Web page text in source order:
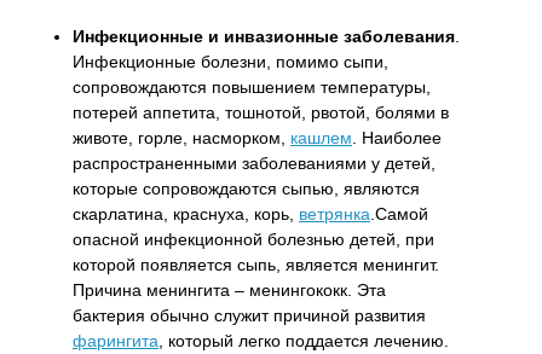
Инфекционные и инвазионные заболевания
Инфекционные болезни, помимо сыпи,
сопровождаются повышением температуры,
потерей аппетита, тошнотой, рвотой, болями в
животе, горле, насморком, кашлем . Наиболее
распространенными заболеваниями у детей,
которые сопровождаются сыпью, являются
скарлатина, краснуха, корь, ветрянка .Самой
опасной инфекционной болезнью детей, при
которой появляется сыпь, является менингит.
Причина менингита – менингококк. Эта
бактерия обычно служит причиной развития
фарингита , который легко поддается лечению.